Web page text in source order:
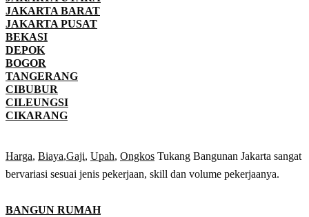
JAKARTA BARAT
JAKARTA PUSAT
BEKASI
DEPOK
BOGOR
TANGERANG
CIBUBUR
CILEUNGSI
CIKARANG
Harga, Biaya,Gaji, Upah, Ongkos Tukang Bangunan Jakarta sangat
bervariasi sesuai jenis pekerjaan, skill dan volume pekerjaanya.
BANGUN RUMAH